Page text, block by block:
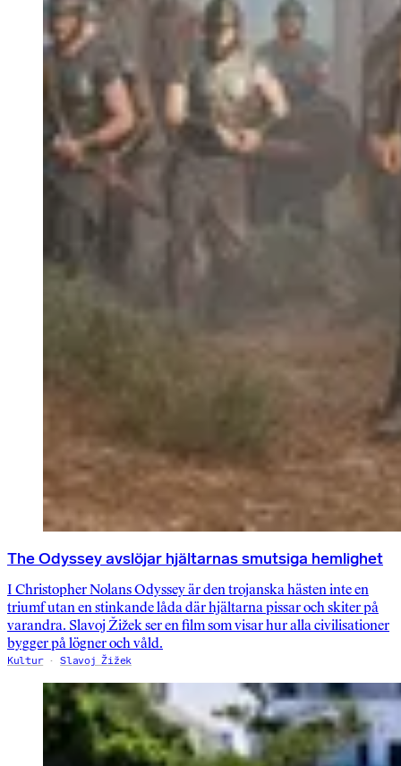
The Odyssey avslöjar hjältarnas smutsiga hemlighet
I Christopher Nolans Odyssey är den trojanska hästen inte en
triumf utan en stinkande låda där hjältarna pissar och skiter på
varandra. Slavoj Žižek ser en film som visar hur alla civilisationer
bygger på lögner och våld.
Kultur Slavoj Žižek